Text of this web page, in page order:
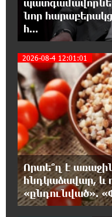
կասկածյալը
17:58:24 7-08-
Վեհափառ
ժողովրդի հետ
17:31:07 7-
Վարդևանյան
17:30:48 7-08-
հայտնեց
նոր
հ...
2026-08-4 12:01:01
Որտե՞ղ է
հնդկաձավար, և
«ընդունված».